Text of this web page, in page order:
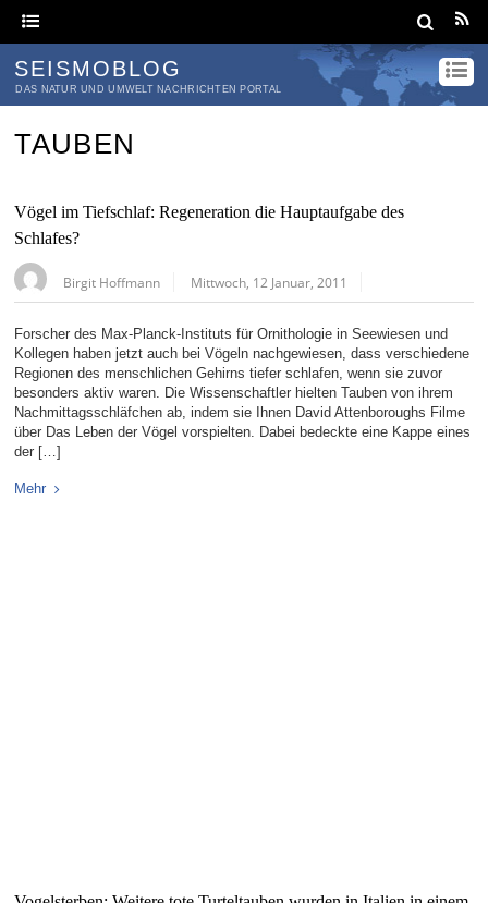
SEISMOBLOG
DAS NATUR UND UMWELT NACHRICHTEN PORTAL
TAUBEN
Vögel im Tiefschlaf: Regeneration die Hauptaufgabe des
Schlafes?
Birgit Hoffmann Mittwoch, 12 Januar, 2011
Forscher des Max-Planck-Instituts für Ornithologie in Seewiesen und
Kollegen haben jetzt auch bei Vögeln nachgewiesen, dass verschiedene
Regionen des menschlichen Gehirns tiefer schlafen, wenn sie zuvor
besonders aktiv waren. Die Wissenschaftler hielten Tauben von ihrem
Nachmittagsschläfchen ab, indem sie Ihnen David Attenboroughs Filme
über Das Leben der Vögel vorspielten. Dabei bedeckte eine Kappe eines
der […]
Mehr